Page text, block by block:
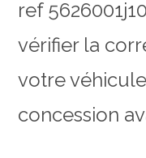
ref 5626001j10
vérifier la
votre
concession